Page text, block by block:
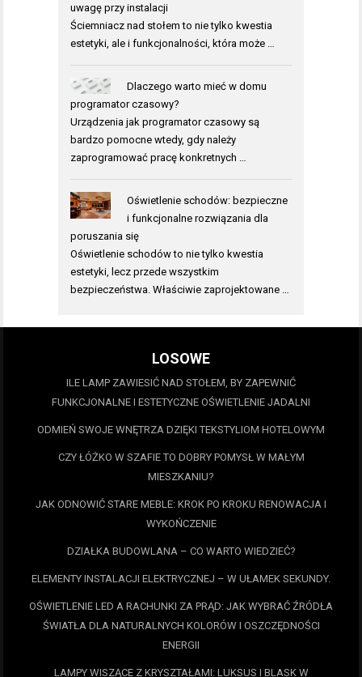
uwagę przy instalacji
Ściemniacz nad stołem to nie tylko kwestia
estetyki, ale i funkcjonalności, która może …
Dlaczego warto mieć w domu
programator czasowy?
Urządzenia jak programator czasowy są
bardzo pomocne wtedy, gdy należy
zaprogramować pracę konkretnych …
Oświetlenie schodów: bezpieczne
i funkcjonalne rozwiązania dla
poruszania się
Oświetlenie schodów to nie tylko kwestia
estetyki, lecz przede wszystkim
bezpieczeństwa. Właściwie zaprojektowane …
LOSOWE
ILE LAMP ZAWIESIĆ NAD STOŁEM, BY ZAPEWNIĆ
FUNKCJONALNE I ESTETYCZNE OŚWIETLENIE JADALNI
ODMIEŃ SWOJE WNĘTRZA DZIĘKI TEKSTYLIOM HOTELOWYM
CZY ŁÓŻKO W SZAFIE TO DOBRY POMYSŁ W MAŁYM
MIESZKANIU?
JAK ODNOWIĆ STARE MEBLE: KROK PO KROKU RENOWACJA I
WYKOŃCZENIE
DZIAŁKA BUDOWLANA – CO WARTO WIEDZIEĆ?
ELEMENTY INSTALACJI ELEKTRYCZNEJ – W UŁAMEK SEKUNDY.
OŚWIETLENIE LED A RACHUNKI ZA PRĄD: JAK WYBRAĆ ŹRÓDŁA
ŚWIATŁA DLA NATURALNYCH KOLORÓW I OSZCZĘDNOŚCI
ENERGII
LAMPY WISZĄCE Z KRYSZTAŁAMI: LUKSUS I BLASK W